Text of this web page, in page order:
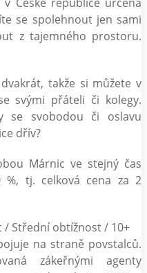
se spolehnout jen sami
z tajemného prostoru.
takže si můžete v
svými přáteli či kolegy.
se svobodou či oslavu
dřív?
Márnic ve stejný čas
%, tj. celková cena za 2
/ Střední obtížnost / 10+
na straně povstalců.
zákeřnými agenty